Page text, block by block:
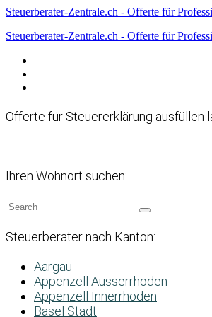
Steuerberater-Zentrale.ch - Offerte für
Steuerberater-Zentrale.ch - Offerte für
Offerte für Steuererklärung ausfüllen
Ihren Wohnort suchen:
Steuerberater nach Kanton:
Aargau
Appenzell Ausserrhoden
Appenzell Innerrhoden
Basel Stadt